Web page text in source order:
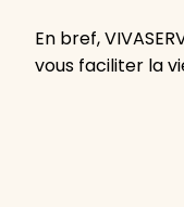
En bref,
vous faciliter la